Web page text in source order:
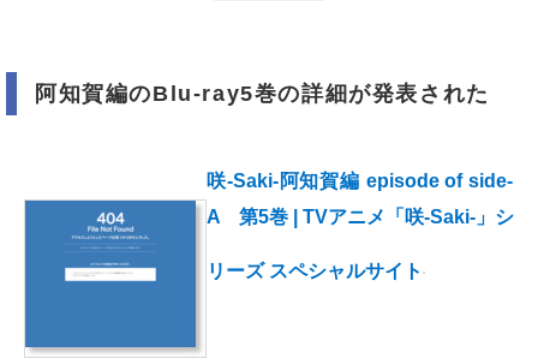
阿知賀編のBlu-ray5巻の詳細が発表された
咲-Saki-阿知賀編 episode of side-
A 第5巻 | TVアニメ「咲-Saki-」シ
リーズ スペシャルサイト